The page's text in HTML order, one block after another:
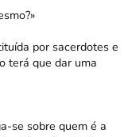
por sacerdotes e
terá que dar uma
se sobre quem é a